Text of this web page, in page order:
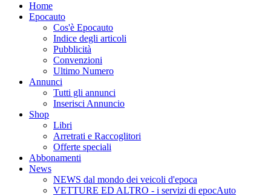
Home
Epocauto
Cos'è Epocauto
Indice degli articoli
Pubblicità
Convenzioni
Ultimo Numero
Annunci
Tutti gli annunci
Inserisci Annuncio
Shop
Libri
Arretrati e Raccoglitori
Offerte speciali
Abbonamenti
News
NEWS dal mondo dei veicoli d'epoca
VETTURE ED ALTRO - i servizi di epocAuto